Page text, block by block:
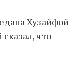
Хузайфой
что